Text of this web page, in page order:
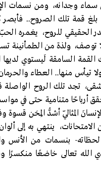
وجدانه، ومن نسمات
قمة تلك الصروح.. فأبصر
الحقيقي للروح، يغمره
توصف، ولذة من الطمأنينة
السامقة لَيستوي لديها
تيأس منها.. العطاء
تجد تلك الروح
متنامية حتى في
المثاليّ أشدُّ المِحَن
ينتهي به إلى
بنسمات من الأنس
الله تعالى خاضعًا